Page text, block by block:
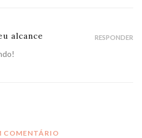
alcance RESPONDER
COMENTÁRIO